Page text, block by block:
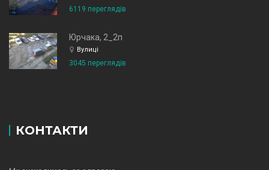
6119 переглядів
Юрчака, 2_2п
Вулиці
3045 переглядів
КОНТАКТИ